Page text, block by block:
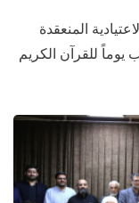
المنعقدة
٣٠/ ١ على اعتماد الـ ٢٧ رجب يوماً للقرآن الكريم